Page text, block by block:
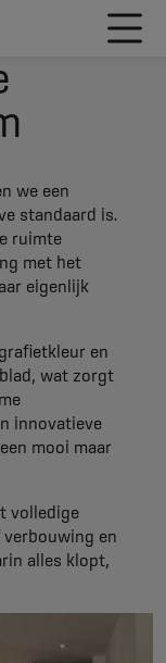
we een
standaard is.
ruimte
met het
eigenlijk
en
wat zorgt
innovatieve
mooi maar
volledige
en
alles klopt,